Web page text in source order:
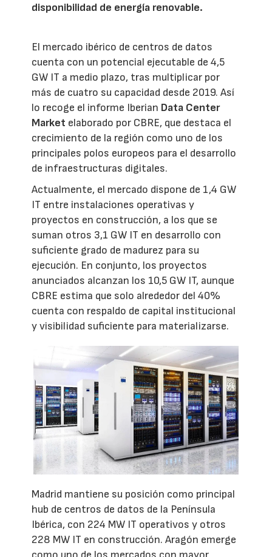
disponibilidad de energía renovable.
El mercado ibérico de centros de datos
cuenta con un potencial ejecutable de 4,5
GW IT a medio plazo, tras multiplicar por
más de cuatro su capacidad desde 2019. Así
lo recoge el informe Iberian Data Center
Market elaborado por CBRE, que destaca el
crecimiento de la región como uno de los
principales polos europeos para el desarrollo
de infraestructuras digitales.
Actualmente, el mercado dispone de 1,4 GW
IT entre instalaciones operativas y
proyectos en construcción, a los que se
suman otros 3,1 GW IT en desarrollo con
suficiente grado de madurez para su
ejecución. En conjunto, los proyectos
anunciados alcanzan los 10,5 GW IT, aunque
CBRE estima que solo alrededor del 40%
cuenta con respaldo de capital institucional
y visibilidad suficiente para materializarse.
Madrid mantiene su posición como principal
hub de centros de datos de la Península
Ibérica, con 224 MW IT operativos y otros
228 MW IT en construcción. Aragón emerge